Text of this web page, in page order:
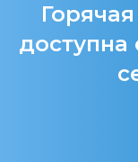
доступна